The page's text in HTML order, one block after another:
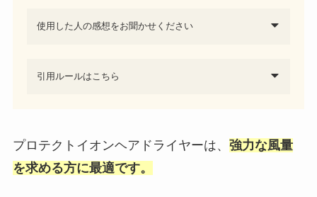
使用した人の感想をお聞かせください
引用ルールはこちら
プロテクトイオンヘアドライヤーは、 強力な風量
を求める方に最適です。